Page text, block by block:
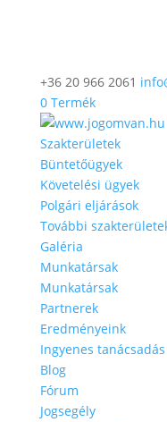
+36 20 966 2061
0 Termék
Szakterületek
Büntetőügyek
Követelési ügyek
Polgári eljárások
További
Galéria
Munkatársak
Munkatársak
Partnerek
Eredményeink
Ingyenes tanácsadás
Blog
Fórum
Jogsegély